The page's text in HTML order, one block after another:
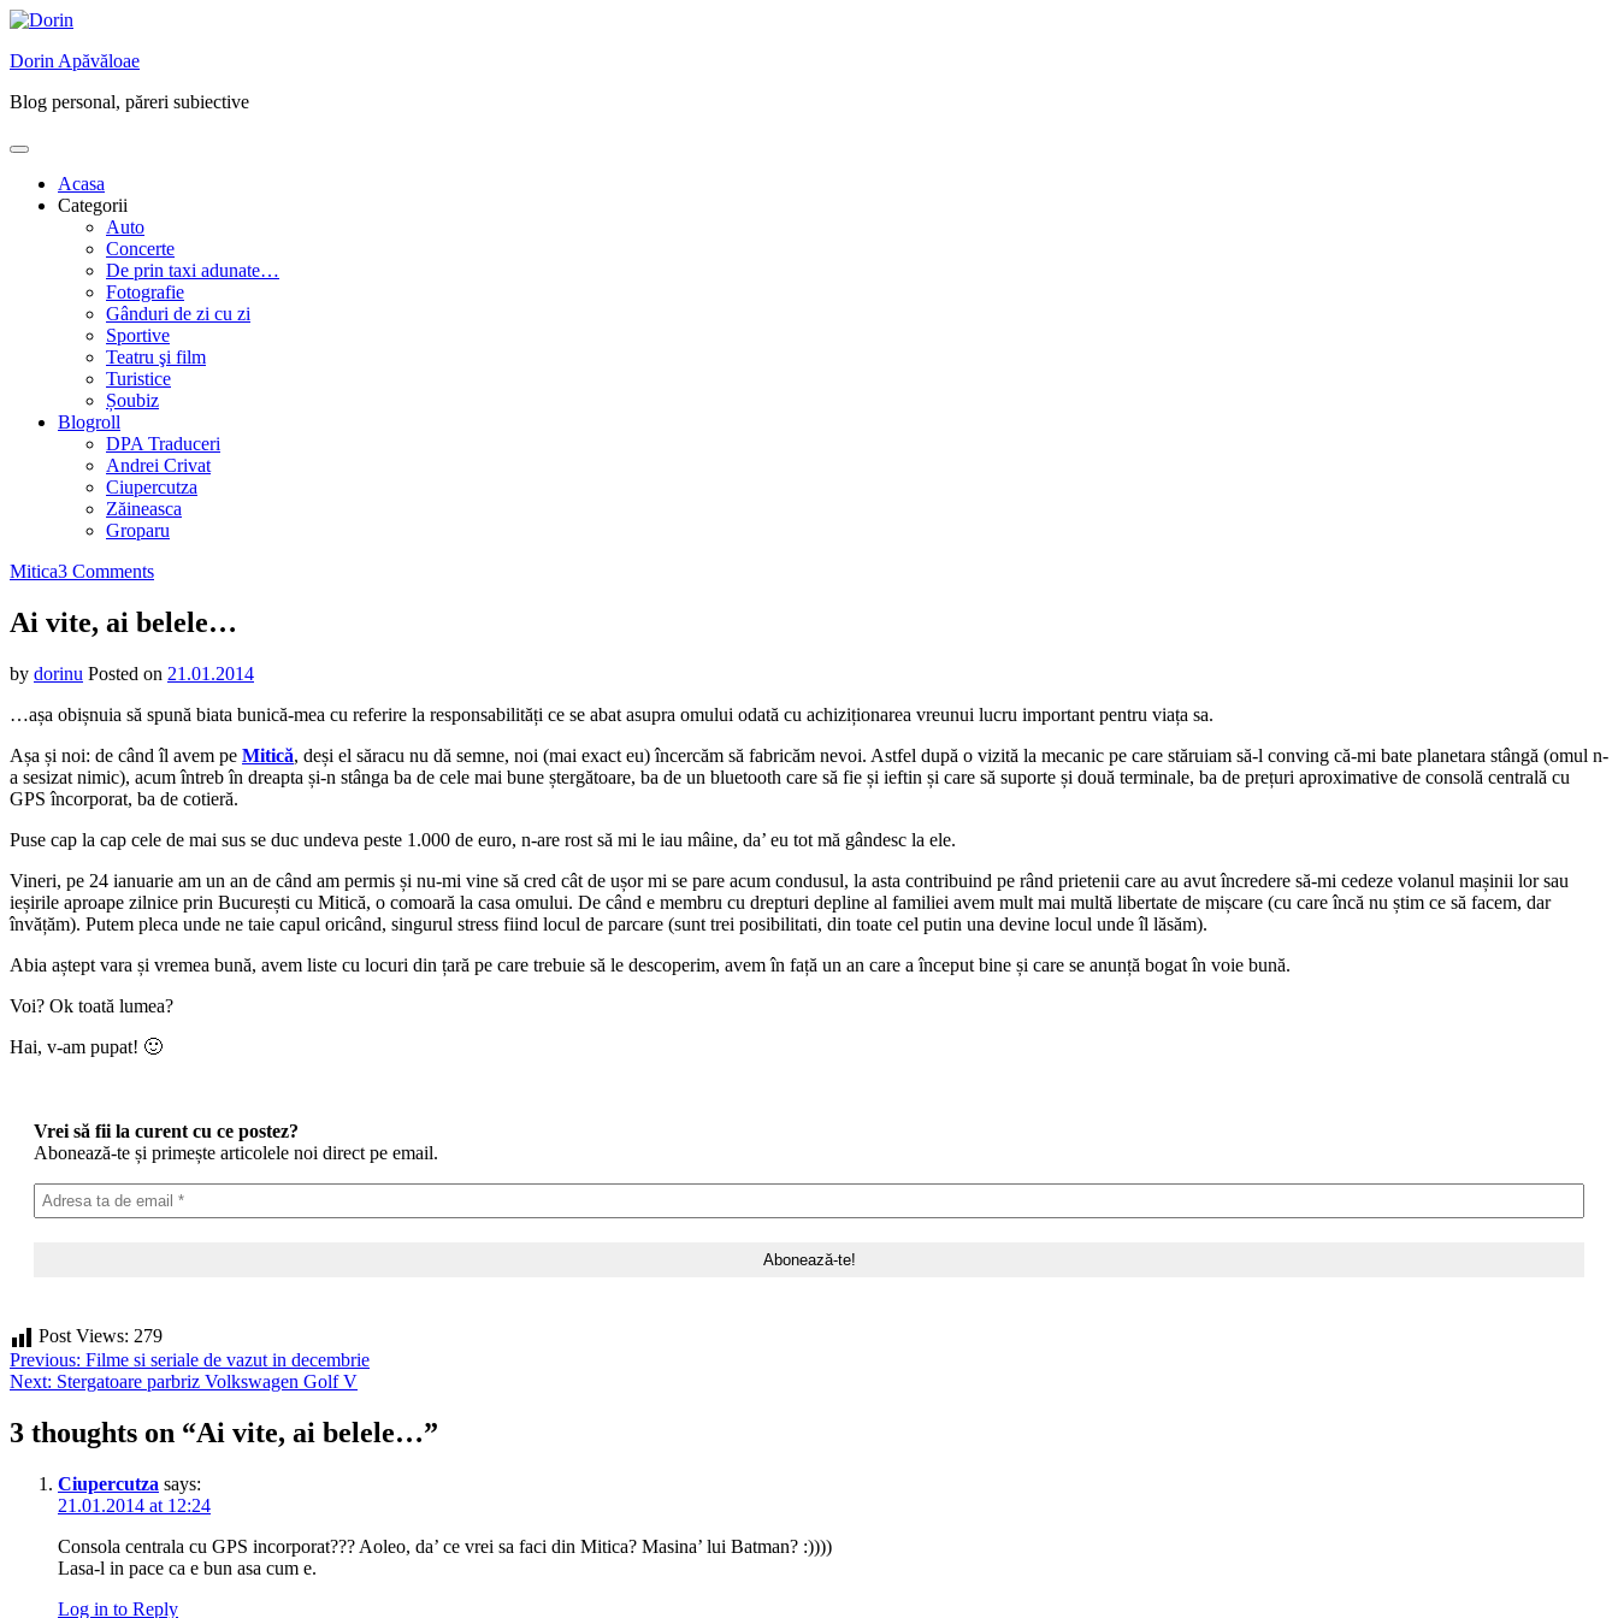
Skip
content
Dorin Apăvăloae
Blog personal, păreri subiective
Acasa
Categorii
Auto
Concerte
De prin taxi adunate…
Fotografie
Gânduri de zi cu zi
Sportive
Teatru şi film
Turistice
Șoubiz
Blogroll
DPA Traduceri
Andrei Crivat
Ciupercutza
Zăineasca
Groparu
Mitica3 Commentson
vite,
ai
Ai vite, ai belele…
by dorinu Posted on 21.01.2014
…așa obișnuia să spună biata bunică-mea cu referire la responsabilități ce se abat asupra omului odată cu achiziționarea vreunui lucru important pentru viața sa.
Așa și noi: de când îl avem pe Mitică, deși el săracu nu dă semne, noi (mai exact eu) încercăm să fabricăm nevoi. Astfel după o vizită la mecanic pe care stăruiam să-l conving că-mi bate planetara stângă (omul n-
a sesizat nimic), acum întreb în dreapta și-n stânga ba de cele mai bune ștergătoare, ba de un bluetooth care să fie și ieftin și care să suporte și două terminale, ba de prețuri aproximative de consolă centrală cu
GPS încorporat, ba de cotieră.
Puse cap la cap cele de mai sus se duc undeva peste 1.000 de euro, n-are rost să mi le iau mâine, da’ eu tot mă gândesc la ele.
Vineri, pe 24 ianuarie am un an de când am permis și nu-mi vine să cred cât de ușor mi se pare acum condusul, la asta contribuind pe rând prietenii care au avut încredere să-mi cedeze volanul mașinii lor sau
ieșirile aproape zilnice prin București cu Mitică, o comoară la casa omului. De când e membru cu drepturi depline al familiei avem mult mai multă libertate de mișcare (cu care încă nu știm ce să facem, dar
învățăm). Putem pleca unde ne taie capul oricând, singurul stress fiind locul de parcare (sunt trei posibilitati, din toate cel putin una devine locul unde îl lăsăm).
Abia aștept vara și vremea bună, avem liste cu locuri din țară pe care trebuie să le descoperim, avem în față un an care a început bine și care se anunță bogat în voie bună.
Voi? Ok toată lumea?
Hai, v-am pupat! 🙂
Vrei să fii la curent cu ce postez?
Abonează-te și primește articolele noi direct pe email.
Post Views: 279
Post
navigation
Previous: Filme si seriale de vazut in decembrie
Next: Stergatoare parbriz Volkswagen Golf V
3 thoughts on “Ai vite, ai belele…”
Ciupercutza says:
21.01.2014 at 12:24
Consola centrala cu GPS incorporat??? Aoleo, da’ ce vrei sa faci din Mitica? Masina’ lui Batman? :))))
Lasa-l in pace ca e bun asa cum e.
Log in to Reply